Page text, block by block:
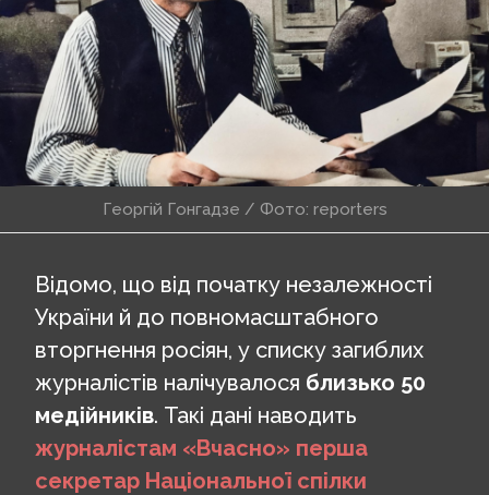
Георгій Гонгадзе / Фото: reporters
Відомо, що від початку незалежності
України й до повномасштабного
вторгнення росіян, у списку загиблих
журналістів налічувалося близько 50
медійників. Такі дані наводить
журналістам «Вчасно» перша
секретар Національної спілки